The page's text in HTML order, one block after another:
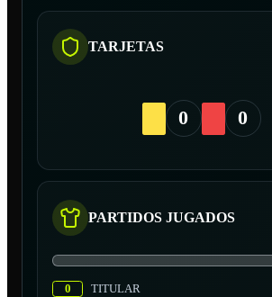
TARJETAS
0 0
PARTIDOS JUGADOS
0
TITULAR